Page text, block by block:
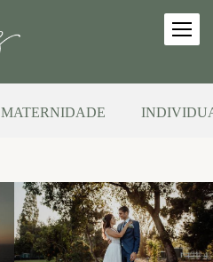
MATERNIDADE